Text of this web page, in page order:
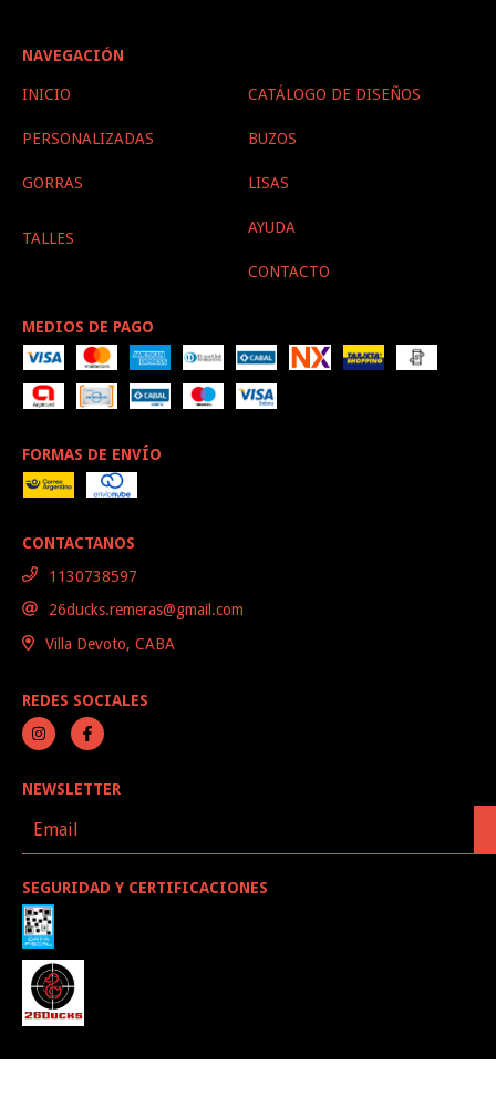
NAVEGACIÓN
INICIO CATÁLOGO DE DISEÑOS
PERSONALIZADAS BUZOS
GORRAS LISAS
TALLES
AYUDA
CONTACTO
MEDIOS DE PAGO
FORMAS DE ENVÍO
CONTACTANOS
1130738597
26ducks.remeras@gmail.com
Villa Devoto, CABA
REDES SOCIALES
NEWSLETTER
SEGURIDAD Y CERTIFICACIONES